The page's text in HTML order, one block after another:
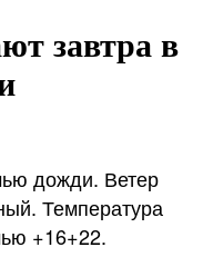
завтра в
дожди. Ветер
Температура
+16+22.